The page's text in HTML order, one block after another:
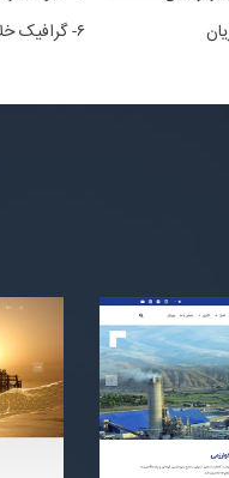
۶- گرافیک خلاقانه طراحی سایت